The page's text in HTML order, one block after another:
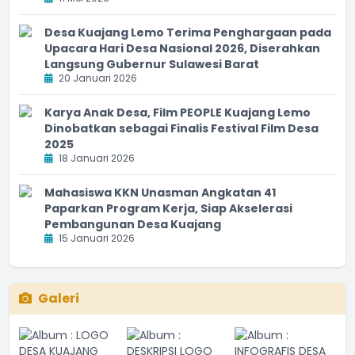
Desa Kuajang Lemo Terima Penghargaan pada
Upacara Hari Desa Nasional 2026, Diserahkan
Langsung Gubernur Sulawesi Barat
20 Januari 2026
Karya Anak Desa, Film PEOPLE Kuajang Lemo
Dinobatkan sebagai Finalis Festival Film Desa
2025
18 Januari 2026
Mahasiswa KKN Unasman Angkatan 41
Paparkan Program Kerja, Siap Akselerasi
Pembangunan Desa Kuajang
15 Januari 2026
Galeri
PMK 49 Tahun 2025 adalah terobosan hebat yang
memperkuat
...selengkapnya
desago